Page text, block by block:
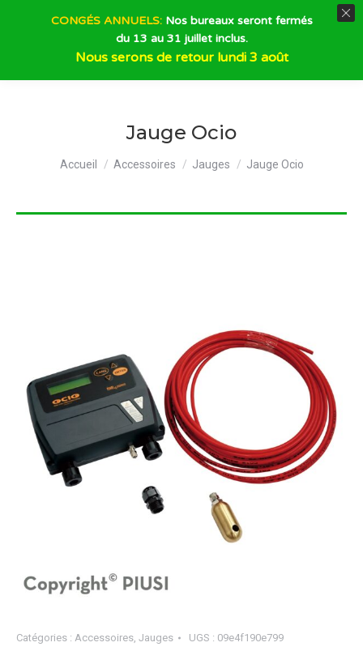
Jauge Ocio
Vous êtes ici :
Accueil Accessoires Jauges Jauge Ocio
Catégories : Accessoires, Jauges UGS : 09e4f190e799
CONGÉS ANNUELS:Nos bureaux seront fermés
du 13 au 31 juillet inclus.
Nous serons de retour lundi 3 août